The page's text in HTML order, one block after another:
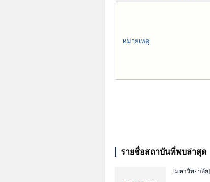
หมายเหตุ
รายชื่อสถาบันที่พบล่าสุด
[มหาวิทยาลัย]